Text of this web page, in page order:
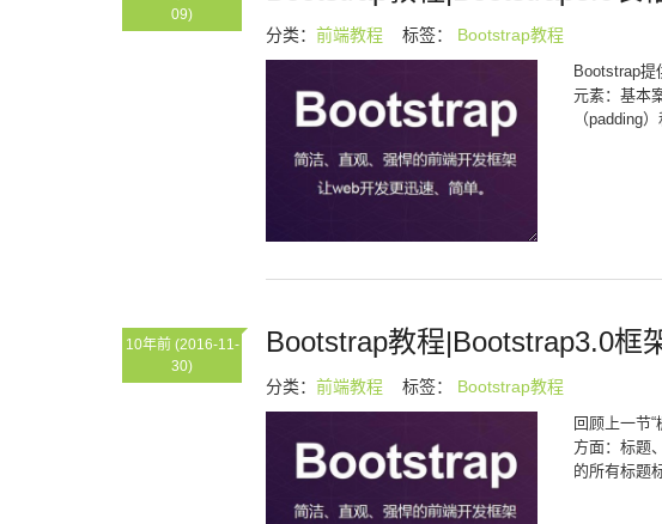
09)
分类： 前端教程 标签： Bootstrap教程
Bootstrap
元素：基本
（padding
10年前(2016-11-
30)
Bootstrap教程|Bootstrap3.0框
分类： 前端教程 标签： Bootstrap教程
回顾上一节
方面：标题
的所有标题